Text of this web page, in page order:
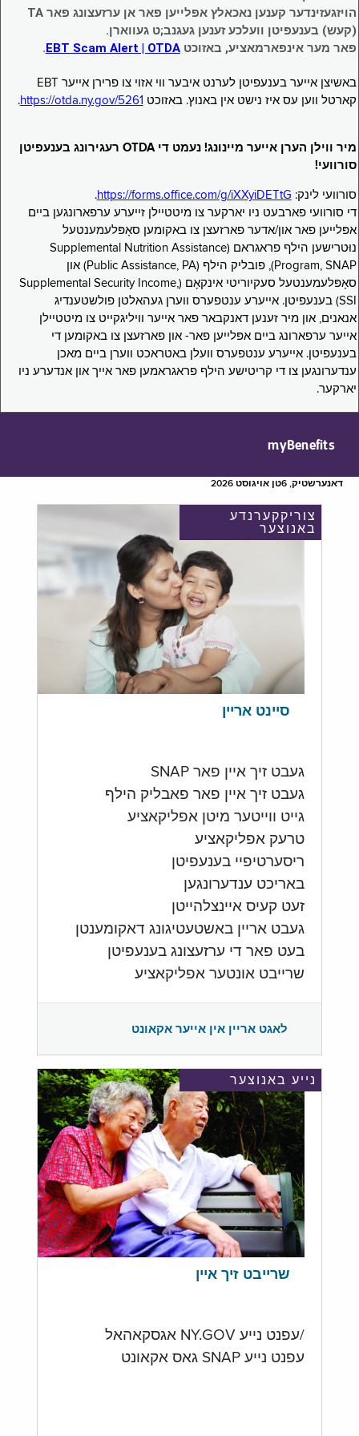
הויזגעזינדער קענען נאכאלץ אפּלייען פאר אן ערזעצונג פאר TA
(קעש) בענעפיטן וועלכע זענען געגנב;ט געווארן.
פאר מער אינפארמאציע, באזוכטEBT Scam Alert | OTDA
.
באשיצן אייער בענעפיטן לערנט איבער ווי אזוי צו פרירן אייער EBT
קארטל ווען עס איז נישט אין באנוץ. באזוכט https://otda.ny.gov/5261
.
מיר ווילן הערן אייער מיינונג! נעמט די OTDA רעגירונג בענעפיטן
סורוועי!
סורוועי לינק: https://forms.office.com/g/iXXyiDETtG
.
די סורוועי פארבעט ניו יארקער צו מיטטיילן זייערע ערפארונגען ביים
אפּלייען פאר און/אדער פארזעצן צו באקומען סאָפּלעמענטעל
נוּטרישען הילף פראגראם (Supplemental Nutrition Assistance
Program, SNAP), פובליק הילף (Public Assistance, PA) און
סאָפּלעמענטעל סעקיוריטי אינקאָם (Supplemental Security Income,
SSI) בענעפיטן. אייערע ענטפערס ווערן געהאלטן פולשטענדיג
אנאנים, און מיר זענען דאנקבאר פאר אייער וויליגקייט צו מיטטיילן
אייער ערפארונג ביים אפּלייען פאר- און פארזעצן צו באקומען די
בענעפיטן. אייערע ענטפערס וועלן באטראכט ווערן ביים מאכן
ענדערונגען צו די קריטישע הילף פראגראמען פאר אייך און אנדערע ניו
יארקער.
myBenefits
דאנערשטיק, 6טן אויגוסט 2026
צוריקקערנדע
באנוצער
סיינט אריין
געבט זיך איין פאר SNAP
געבט זיך איין פאר פאבליק הילף
גייט ווייטער מיטן אפליקאציע
טרעק אפליקאציע
ריסערטיפיי בענעפיטן
באריכט ענדערונגען
זעט קעיס איינצלהייטן
געבט אריין באשטעטיגונג דאקומענטן
בעט פאר די ערזעצונג בענעפיטן
שרייבט אונטער אפליקאציע
לאגט אריין אין אייער אקאונט
נייע באנוצער
שרייבט זיך איין
/עפנט נייע NY.GOV אגסקאהאל
עפנט נייע SNAP גאס אקאונט